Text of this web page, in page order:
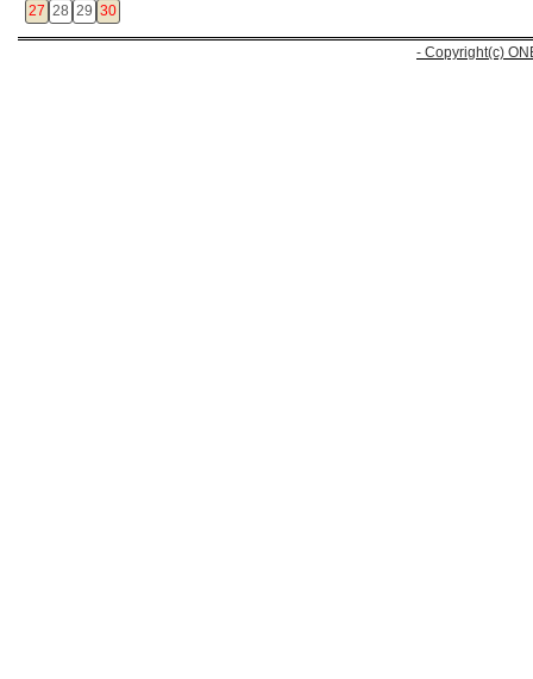
27 28 29 30
- Copyright(c)